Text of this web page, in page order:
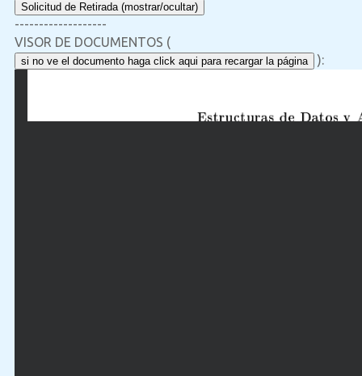
Solicitud de Retirada (mostrar/ocultar)
-------------------
VISOR DE DOCUMENTOS (
si no ve el documento haga click aqui para recargar la página ):